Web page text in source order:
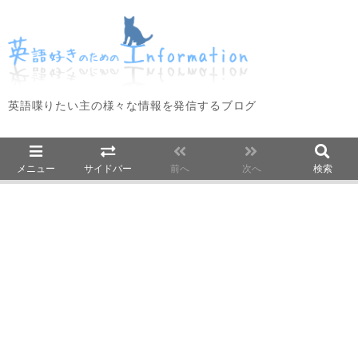
英語喋りたい主の様々な情報を発信するブログ
メニュー サイドバー 前へ 次へ 検索